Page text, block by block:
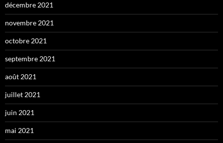
décembre 2021
novembre 2021
octobre 2021
septembre 2021
août 2021
juillet 2021
juin 2021
mai 2021